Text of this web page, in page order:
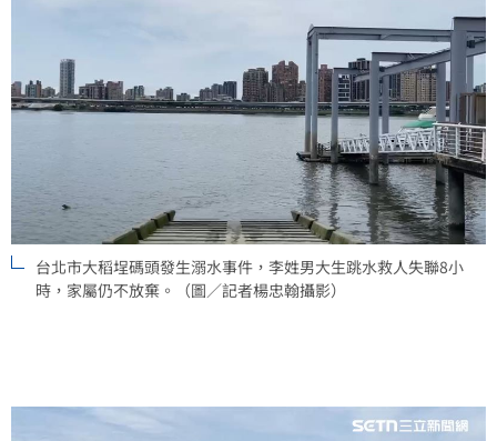
台北市大稻埕碼頭發生溺水事件，李姓男大生跳水救人失聯8小
時，家屬仍不放棄。（圖／記者楊忠翰攝影）